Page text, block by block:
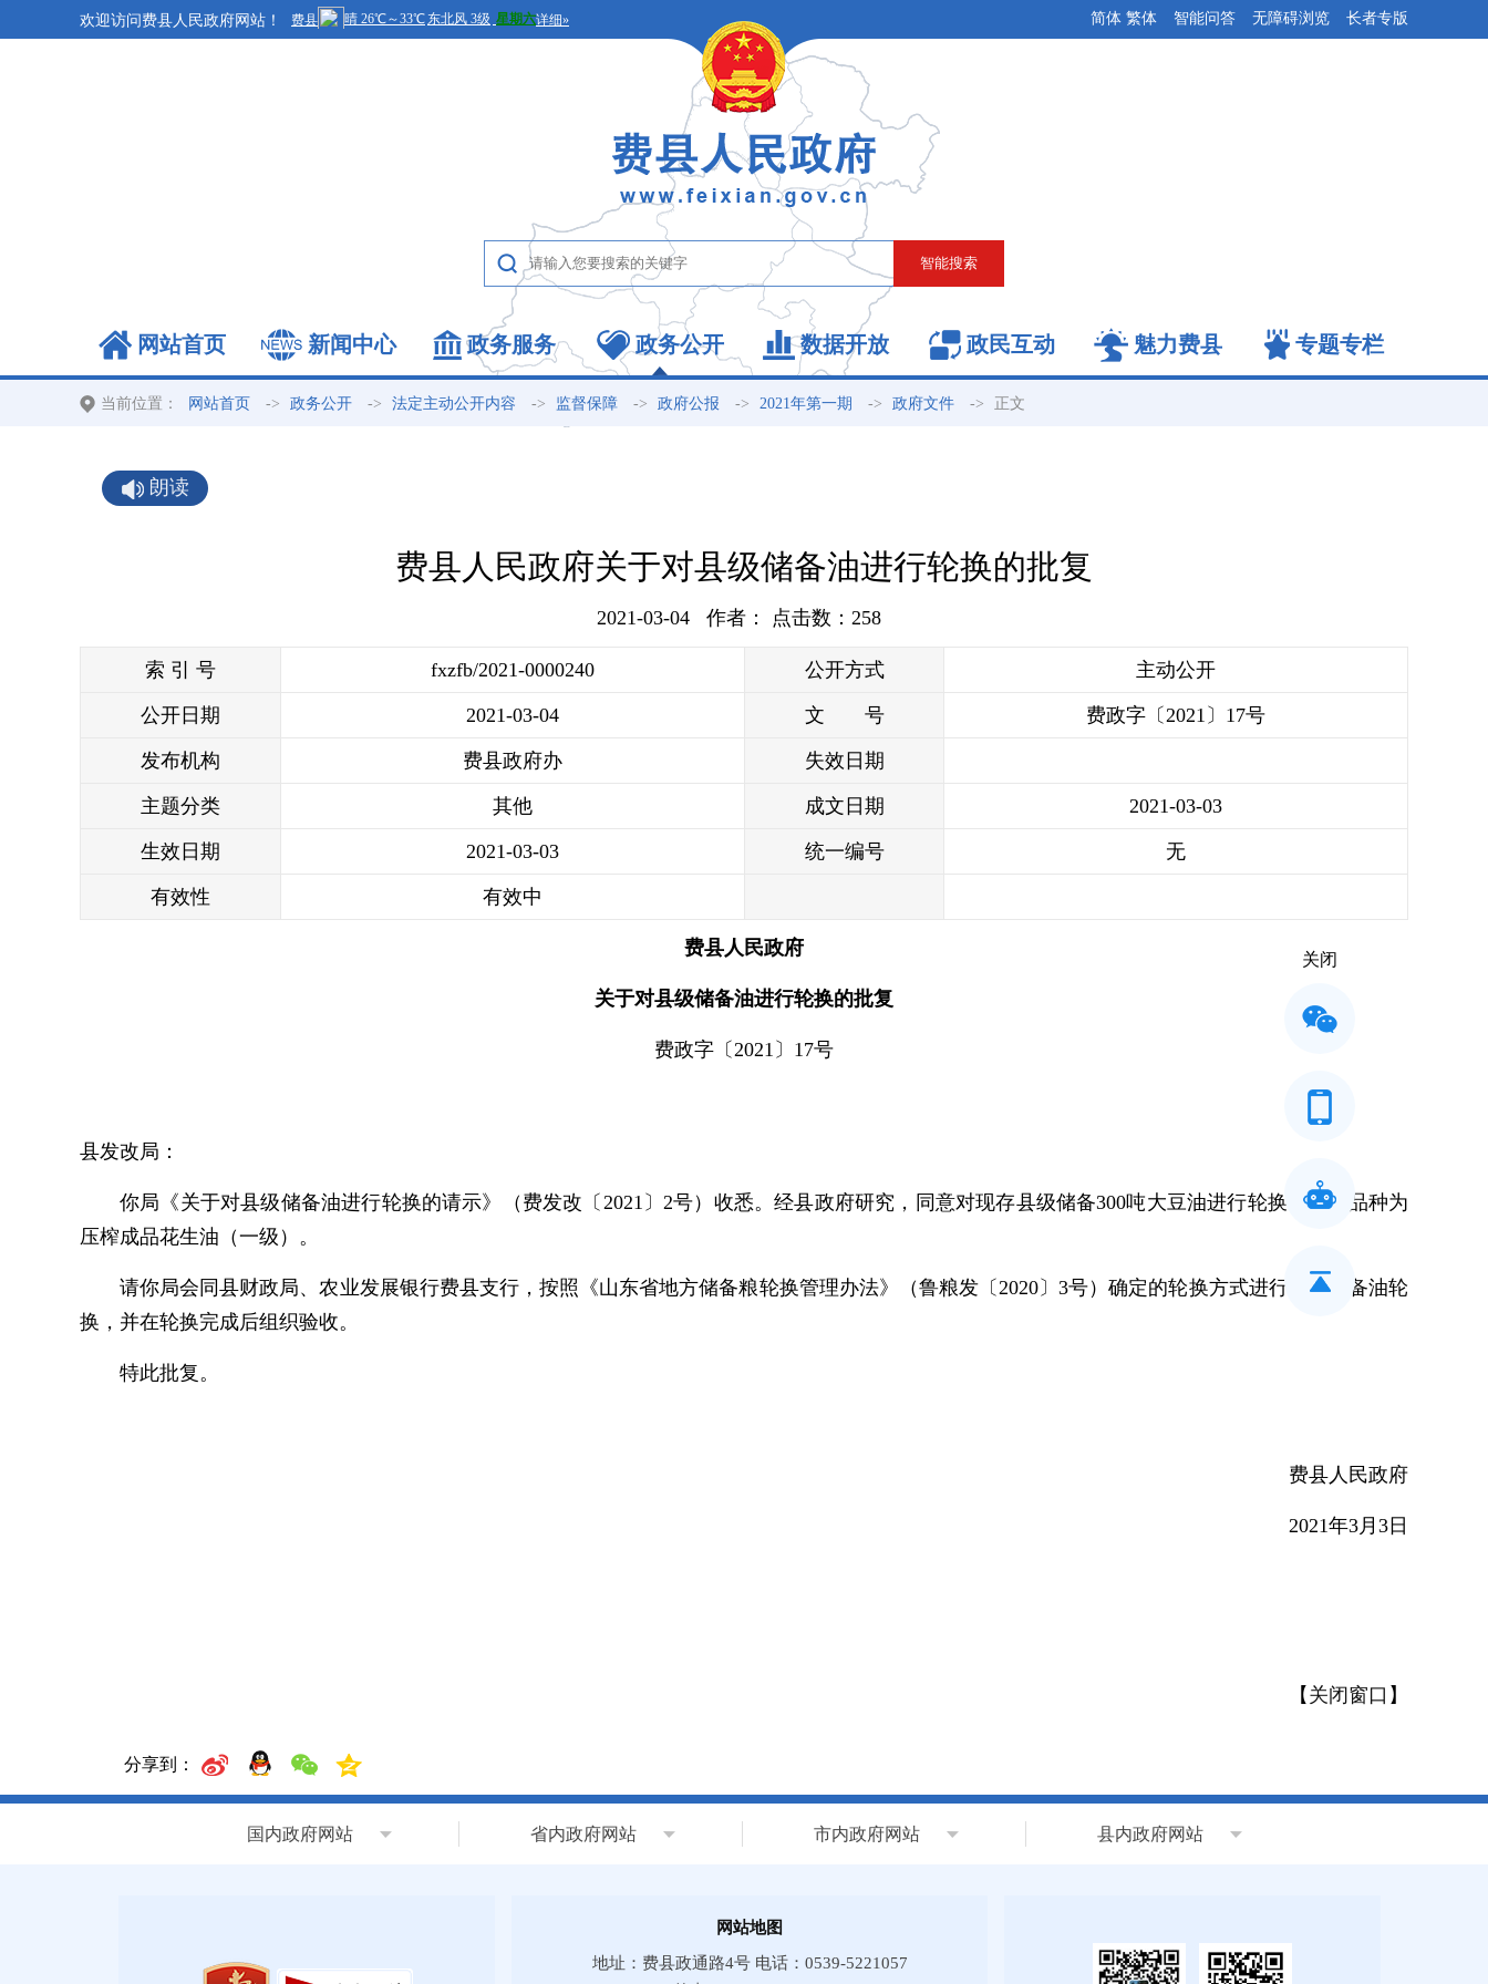
欢迎访问费县人民政府网站！ 智能问答 无障碍浏览 长者专版
简体 繁体
网站首页 新闻中心 政务服务 政务公开 数据开放 政民互动 魅力费县 专题专栏
当前位置： 网站首页 -> 政务公开 -> 法定主动公开内容 -> 监督保障 -> 政府公报 -> 2021年第一期 -> 政府文件 -> 正文
朗读
费县人民政府关于对县级储备油进行轮换的批复
2021-03-04 作者： 点击数： 258
索 引 号 fxzfb/2021-0000240 公开方式 主动公开
公开日期 2021-03-04 文 号 费政字〔2021〕17号
发布机构 费县政府办 失效日期
主题分类 其他 成文日期 2021-03-03
生效日期 2021-03-03 统一编号 无
有效性 有效中
费县人民政府
关于对县级储备油进行轮换的批复
费政字〔2021〕17号
县发改局：
你局《关于对县级储备油进行轮换的请示》（费发改〔2021〕2号）收悉。经县政府研究，同意对现存县级储备300吨大豆油进行轮换，轮换品种为
压榨成品花生油（一级）。
请你局会同县财政局、农业发展银行费县支行，按照《山东省地方储备粮轮换管理办法》（鲁粮发〔2020〕3号）确定的轮换方式进行县级储备油轮
换，并在轮换完成后组织验收。
特此批复。
费县人民政府
2021年3月3日
【 关闭窗口 】
分享到：
国内政府网站 省内政府网站 市内政府网站 县内政府网站
网站地图
地址：费县政通路4号 电话：0539-5221057
关闭